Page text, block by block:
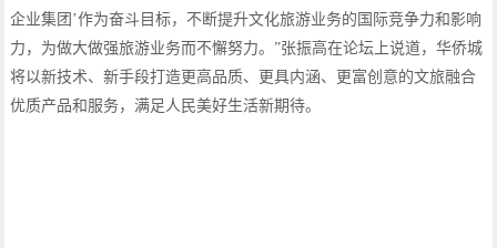
企业集团’作为奋斗目标，不断提升文化旅游业务的国际竞争力和影响
力，为做大做强旅游业务而不懈努力。”张振高在论坛上说道，华侨城
将以新技术、新手段打造更高品质、更具内涵、更富创意的文旅融合
优质产品和服务，满足人民美好生活新期待。